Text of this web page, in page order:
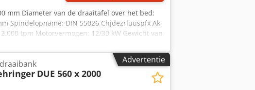
mm Diameter van de draaitafel over het bed:
Spindelopname: DIN 55026 Chjdezrluuspfx Ak
tpm Motorvermogen: 12/30 kW Gewicht van
Advertentie
DUE 560 x 2000